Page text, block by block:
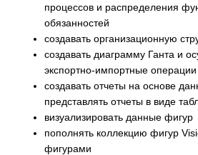
процессов и распределения
обязанностей
создавать организационную
создавать диаграмму Ганта и
экспортно-импортные
создавать отчеты на основе
представлять отчеты в виде
визуализировать данные фигур
пополнять коллекцию фигур
фигурами